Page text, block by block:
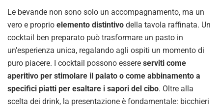
Le bevande non sono solo un accompagnamento, ma un
vero e proprio elemento distintivo della tavola raffinata. Un
cocktail ben preparato può trasformare un pasto in
un’esperienza unica, regalando agli ospiti un momento di
puro piacere. I cocktail possono essere serviti come
aperitivo per stimolare il palato o come abbinamento a
specifici piatti per esaltare i sapori del cibo. Oltre alla
scelta dei drink, la presentazione è fondamentale: bicchieri